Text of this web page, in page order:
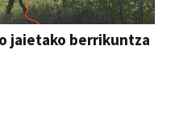
jaietako berrikuntza